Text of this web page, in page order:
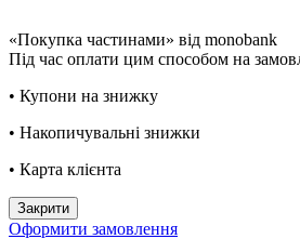
«Покупка частинами» від monobank
Під час оплати цим способом на
• Купони на знижку
• Накопичувальні знижки
• Карта клієнта
Закрити
Оформити замовлення